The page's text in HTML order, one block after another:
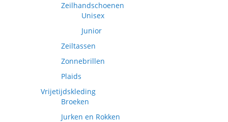
Zeilhandschoenen
Unisex
Junior
Zeiltassen
Zonnebrillen
Plaids
Vrijetijdskleding
Broeken
Jurken en Rokken